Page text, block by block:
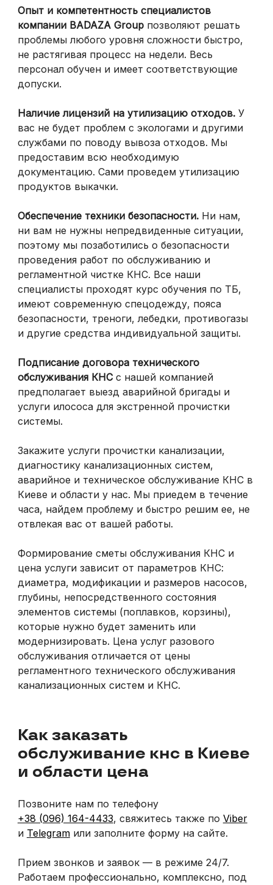
Опыт и компетентность специалистов
компании BADAZA Groupпозволяют решать
проблемы любого уровня сложности быстро,
не растягивая процесс на недели. Весь
персонал обучен и имеет соответствующие
допуски.
Наличие лицензий на утилизацию отходов.У
вас не будет проблем с экологами и другими
службами по поводу вывоза отходов. Мы
предоставим всю необходимую
документацию. Сами проведем утилизацию
продуктов выкачки.
Обеспечение техники безопасности.Ни нам,
ни вам не нужны непредвиденные ситуации,
поэтому мы позаботились о безопасности
проведения работ по обслуживанию и
регламентной чистке КНС. Все наши
специалисты проходят курс обучения по ТБ,
имеют современную спецодежду, пояса
безопасности, треноги, лебедки, противогазы
и другие средства индивидуальной защиты.
Подписание договора технического
обслуживания КНСс нашей компанией
предполагает выезд аварийной бригады и
услуги илососа для экстренной прочистки
системы.
Закажите услуги прочистки канализации,
диагностику канализационных систем,
аварийное и техническое обслуживание КНС в
Киеве и области у нас. Мы приедем в течение
часа, найдем проблему и быстро решим ее, не
отвлекая вас от вашей работы.
Формирование сметы обслуживания КНС и
цена услуги зависит от параметров КНС:
диаметра, модификации и размеров насосов,
глубины, непосредственного состояния
элементов системы (поплавков, корзины),
которые нужно будет заменить или
модернизировать. Цена услуг разового
обслуживания отличается от цены
регламентного технического обслуживания
канализационных систем и КНС.
Как заказать
обслуживание кнс в Киеве
и области цена
Позвоните нам по телефону
+38 (096) 164-4433, свяжитесь также по Viber
и Telegramили заполните форму на сайте.
Прием звонков и заявок — в режиме 24/7.
Работаем профессионально, комплексно, под